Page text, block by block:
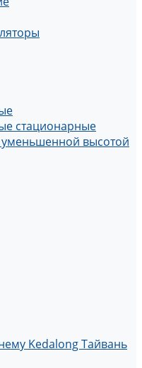
стационарные
высотой
Kedalong Тайвань